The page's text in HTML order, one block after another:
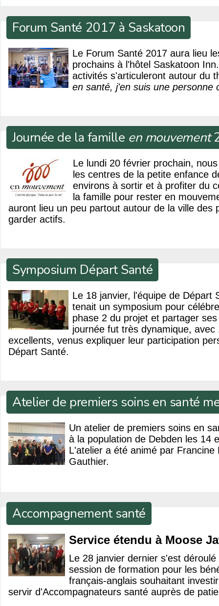
Forum Santé 2017 à Saskatoon
Le Forum Santé 2017 aura lieu
prochains à l'hôtel Saskatoon
activités s'articuleront autour du
en santé, j'en suis une personne
Journée de la famille en mouvement
Le lundi 20 février prochain,
les centres de la petite enfance
environs à sortir et à profiter du
la famille pour rester en
auront lieu un peu partout autour de la ville des
garder actifs.
Symposium Départ Santé
Le 18 janvier, l'équipe de Départ
tenait un symposium pour
phase 2 du projet et partager
journée fut très dynamique, avec
excellents, venus expliquer leur participation
Départ Santé.
Atelier de premiers soins en santé
Un atelier de premiers soins en
à la population de Debden les 14
L'atelier a été animé par Francine
Gauthier.
Accompagnement santé
Service étendu à Moose
Le 28 janvier dernier s'est
session de formation pour les
français-anglais souhaitant
servir d'Accompagnateurs santé auprès de